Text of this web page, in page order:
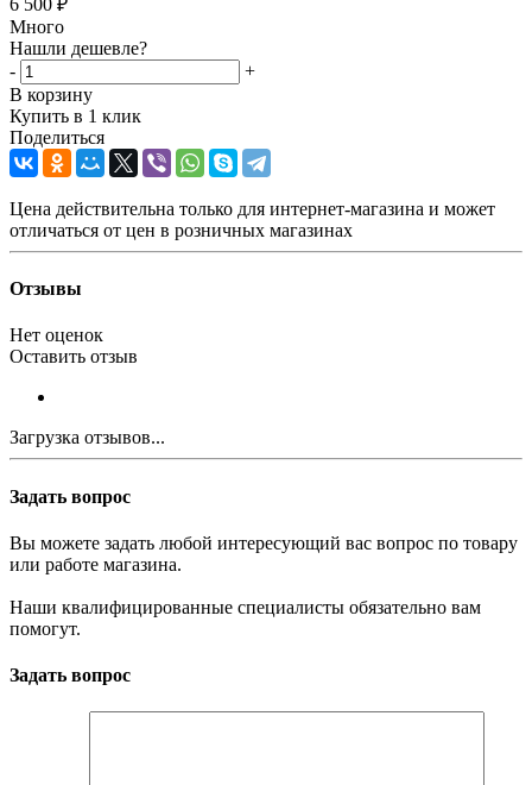
Много
Нашли дешевле?
-
+
В корзину
Купить в 1 клик
Поделиться
Цена действительна только для интернет-магазина и может
отличаться от цен в розничных магазинах
Отзывы
Нет оценок
Оставить отзыв
Загрузка отзывов...
Задать вопрос
Вы можете задать любой интересующий вас вопрос по товару
или работе магазина.
Наши квалифицированные специалисты обязательно вам
помогут.
Задать вопрос